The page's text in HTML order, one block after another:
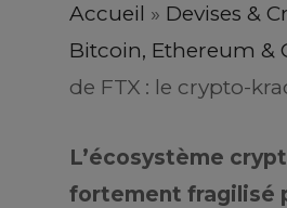
Accueil » Devises &
Bitcoin, Ethereum &
de FTX : le crypto-
L’écosystème
fortement fragilisé